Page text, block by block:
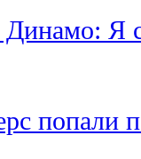
Я
попали